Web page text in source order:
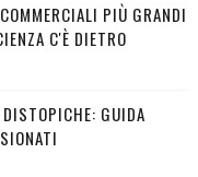
PIÙ GRANDI
C'È DIETRO
GUIDA